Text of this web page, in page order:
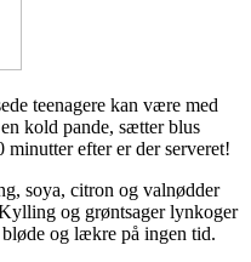
teenagere kan være med
kold pande, sætter blus
efter er der serveret!
soya, citron og valnødder
og grøntsager lynkoger
og lækre på ingen tid.